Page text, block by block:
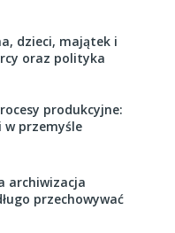
dzieci, majątek i
oraz polityka
produkcyjne:
w przemyśle
archiwizacja
przechowywać